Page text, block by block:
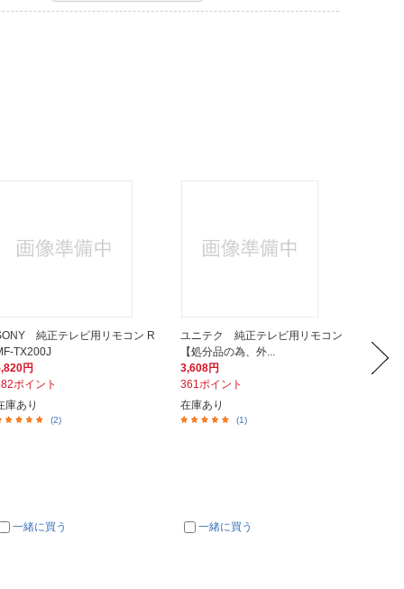
純正テレビ用リモコン R
TX200J
円
ポイント
庫あり
(2)
一緒に買う
ユニテク 純正テレビ用リモコン
【処分品の為、外...
3,608円
361ポイント
在庫あり
(1)
一緒に買う
MT-
4,334円